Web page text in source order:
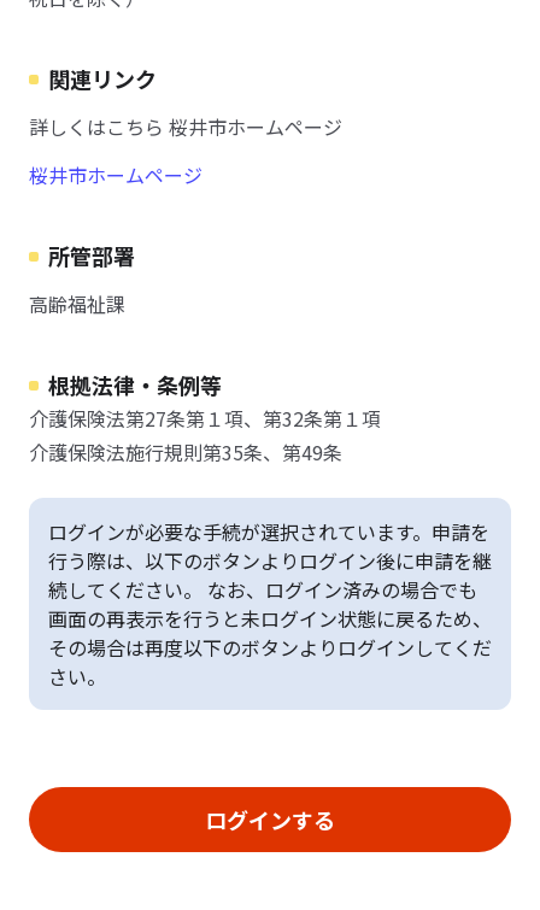
関連リンク
詳しくはこちら 桜井市ホームページ
桜井市ホームページ
所管部署
高齢福祉課
根拠法律・条例等
介護保険法第27条第１項、第32条第１項
介護保険法施行規則第35条、第49条
ログインが必要な手続が選択されています。申請を
行う際は、以下のボタンよりログイン後に申請を継
続してください。 なお、ログイン済みの場合でも
画面の再表示を行うと未ログイン状態に戻るため、
その場合は再度以下のボタンよりログインしてくだ
さい。